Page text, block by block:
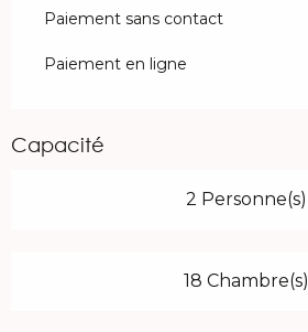
Paiement sans contact
Paiement en ligne
Capacité
2 Personne(s)
18 Chambre(s)